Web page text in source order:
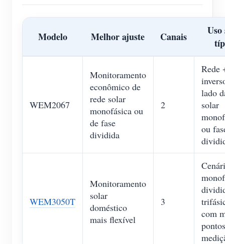
Modelo Melhor ajuste Canais
WEM2067
Monitoramento
econômico de
rede solar
monofásica ou
de fase
dividida
2
Rede
lado
solar
ou
WEM3050T
Monitoramento
solar
doméstico
mais flexível
3
com